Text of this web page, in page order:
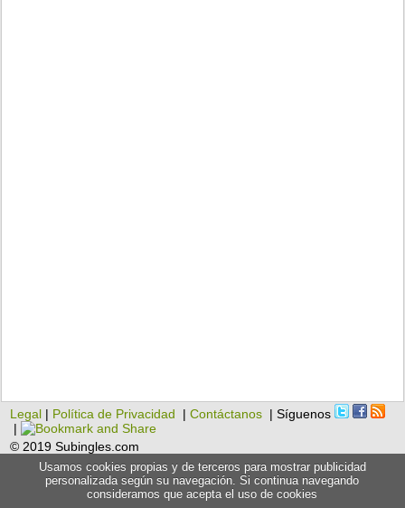
Legal | Política de Privacidad |Contáctanos | Síguenos
|
© 2019 Subingles.com
Usamos cookies propias y de terceros para mostrar publicidad
personalizada según su navegación. Si continua navegando
consideramos que acepta el uso de cookies